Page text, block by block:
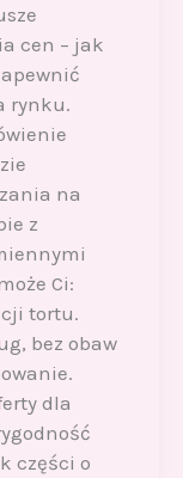
cen – jak
rynku.
na
z
Ci:
tortu.
bez obaw
dla
części o